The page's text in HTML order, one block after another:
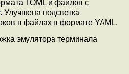
TOML и файлов с
. Улучшена подсветка
в файлах в формате YAML.
эмулятора терминала